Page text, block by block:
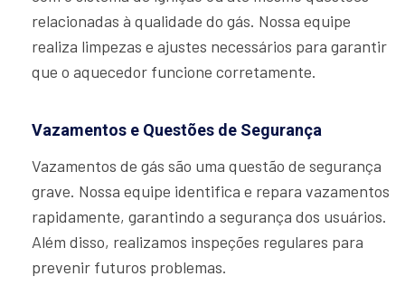
relacionadas à qualidade do gás. Nossa equipe
realiza limpezas e ajustes necessários para garantir
que o aquecedor funcione corretamente.
Vazamentos e Questões de Segurança
Vazamentos de gás são uma questão de segurança
grave. Nossa equipe identifica e repara vazamentos
rapidamente, garantindo a segurança dos usuários.
Além disso, realizamos inspeções regulares para
prevenir futuros problemas.